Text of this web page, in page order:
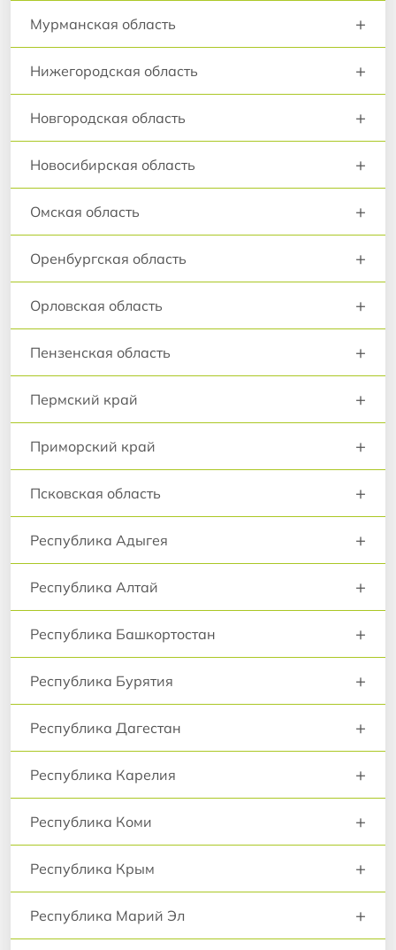
Мурманская область +
Нижегородская область +
Новгородская область +
Новосибирская область +
Омская область +
Оренбургская область +
Орловская область +
Пензенская область +
Пермский край +
Приморский край +
Псковская область +
Республика Адыгея +
Республика Алтай +
Республика Башкортостан +
Республика Бурятия +
Республика Дагестан +
Республика Карелия +
Республика Коми +
Республика Крым +
Республика Марий Эл +